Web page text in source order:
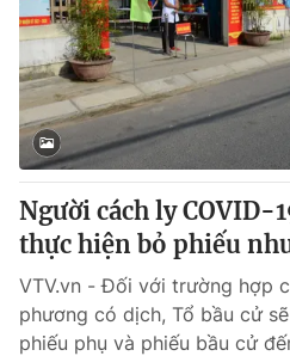
Người cách ly COVID-
thực hiện bỏ phiếu
VTV.vn - Đối với trường hợp
phương có dịch, Tổ bầu cử
phiếu phụ và phiếu bầu cử